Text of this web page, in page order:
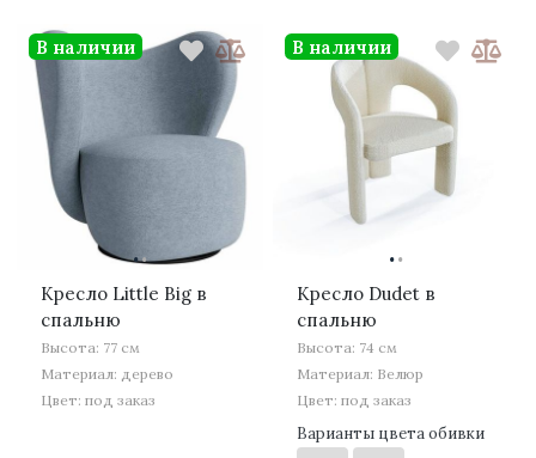
··
Кресло Little Big в
спальню
Высота: 77 см
Материал: дерево
Цвет: под заказ
В наличии
··
Кресло Dudet в
спальню
Высота: 74 см
Материал: Велюр
Цвет: под заказ
Варианты цвета обивки
В наличии